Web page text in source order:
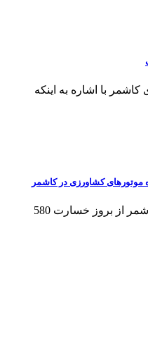
کاشمر با اشاره به اینکه
کاشمر خبر: مدیر جهاد کشاورزی کاشمر از بروز خسارت 580